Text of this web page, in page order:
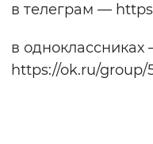
в телеграм —
в одноклассниках
https://ok.ru/group/